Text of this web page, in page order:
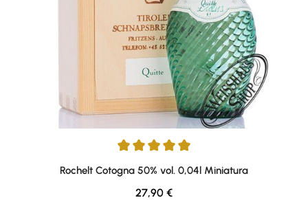
Average rating of 5 out of 5 stars
Rochelt Cotogna 50% vol. 0,04l Miniatura
Regular price:
27,90 €